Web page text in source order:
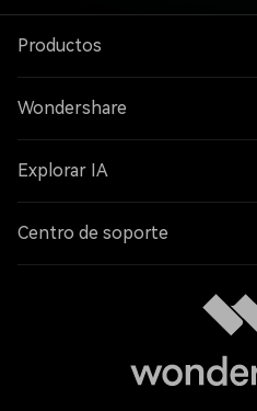
Productos
Wondershare
Explorar IA
Centro de soporte